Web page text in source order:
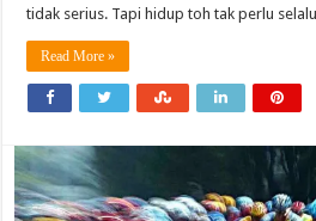
tidak serius. Tapi hidup toh tak perlu
Read More »